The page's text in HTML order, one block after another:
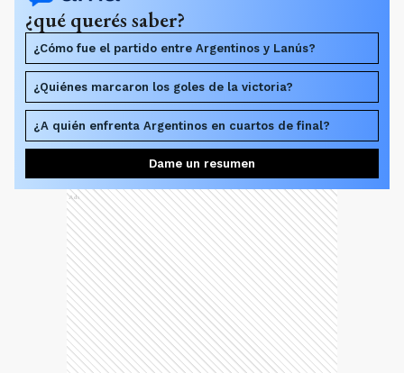
¿qué querés saber?
¿Cómo fue el partido entre Argentinos y Lanús?
¿Quiénes marcaron los goles de la victoria?
¿A quién enfrenta Argentinos en cuartos de final?
Dame un resumen
Ads